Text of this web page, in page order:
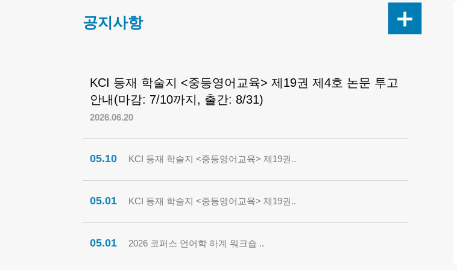
공지사항
KCI 등재 학술지 <중등영어교육> 제19권 제4호 논문 투고
안내(마감: 7/10까지, 출간: 8/31)
2026.06.20
05.10 KCI 등재 학술지 <중등영어교육> 제19권..
05.01 KCI 등재 학술지 <중등영어교육> 제19권..
05.01 2026 코퍼스 언어학 하계 워크숍 ..